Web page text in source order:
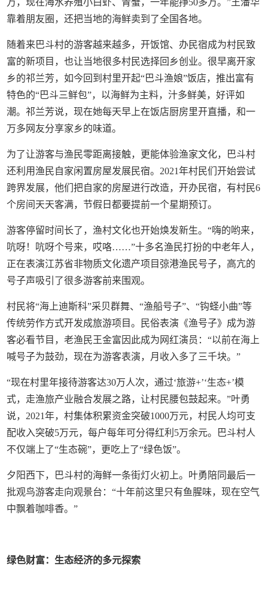
万，现在海水养殖小白虾、青蟹，一年能挣50多万。”王潘华
靠着朋友圈，还把当地的海鲜卖到了全国各地。
随着来巴斗村的游客越来越多，开饭馆、办民宿成为村民致
富的新项目，也让当地很多村民选择回乡创业。很早离开家
乡的祁兰芳，如今回到村里开起“巴斗渔娘”饭店，推出富有
特色的“巴斗三鲜包”，以海鲜为主料，汁多鲜美，好评如
潮。祁兰芳说，现在她每天早上在饭店厨房里开直播，和一
万多网友分享家乡的味道。
为了让游客与渔民零距离接触，更能体验渔家文化，巴斗村
还利用渔民自家闲置房屋发展民宿。2021年村民们开始尝试
跨界发展，他们把自家的房屋进行改造，开办民宿，有村民6
个房间天天客满，节假日都要提前一个星期预订。
游客停留时间长了，渔村文化也开始焕发新生。“嗨的哟来，
吭呀！吭呀个号来，哎咯……”十多名渔民打扮的中老年人，
正在表演江苏省非物质文化遗产项目弶港渔民号子，高亢的
号子声吸引了很多游客前来围观。
村民将“海上迪斯科”采贝群舞、“渔船号子”、“钩蛏小曲”等
传统劳作方式开发成旅游项目。民俗表演《渔号子》成为游
客必看节目，老渔民王金富因此成为网红演员：“以前在海上
喊号子为鼓劲，现在为游客表演，月收入多了三千块。”
“现在村里年接待游客达30万人次，通过‘旅游+’‘生态+’模
式，走渔旅产业融合发展之路，让村民腰包鼓起来。”叶勇
说，2021年，村集体积累资金突破1000万元，村民人均可支
配收入突破5万元，每户每年可分得红利5万余元。巴斗村人
不仅端上了“生态碗”，更吃上了“绿色饭”。
夕阳西下，巴斗村的海鲜一条街灯火初上。叶勇陪同最后一
批观鸟游客走向观景台：“十年前这里只有鱼腥味，现在空气
中飘着咖啡香。”
绿色财富：生态经济的多元探索